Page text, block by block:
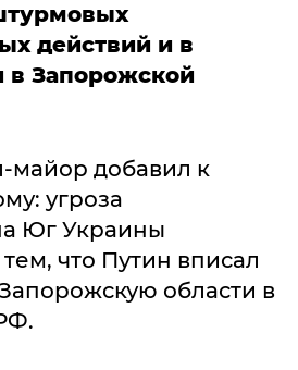
действий и в
в Запорожской
майор добавил к
угроза
Юг Украины
что Путин вписал
области в